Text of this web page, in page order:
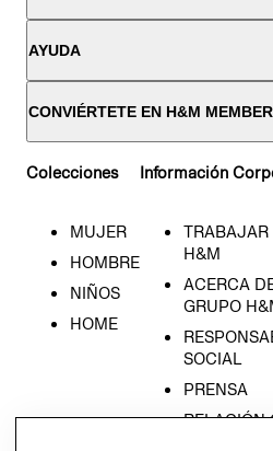
AYUDA
CONVIÉRTETE EN H&M MEMBER
Colecciones
MUJER
HOMBRE
NIÑOS
HOME
Información
TRABAJAR
H&M
ACERCA
GRUPO
SOCIAL
PRENSA
RELACIÓN